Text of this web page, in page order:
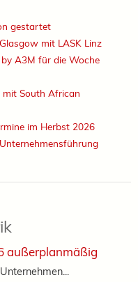
gestartet
mit LASK Linz
A3M für die Woche
mit South African
im Herbst 2026
außerplanmäßig